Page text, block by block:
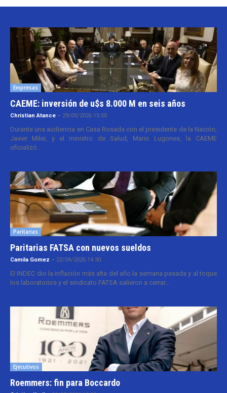
Empresas
CAEME: inversión de u$s 8.000 M en seis años
Christian Atance - 29/05/2026 15:00
Durante una audiencia en Casa Rosada con el presidente de la Nación,
Javier Milei, y el ministro de Salud, Mario Lugones, la CAEME
oficializó...
Paritarias
Paritarias FATSA con nuevos sueldos
Camila Gomez - 22/04/2026 14:30
El INDEC dio la inflación más alta del año la semana pasada y al toque
los laboratorios y el sindicato FATSA salieron a cerrar...
Ejecutivos
Roemmers: fin para Boccardo